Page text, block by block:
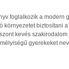
foglalkozik a
környezetet biztosítani
kevés
gyerekeket